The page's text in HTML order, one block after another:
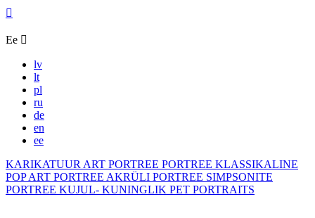
Ee
lv
lt
pl
ru
de
en
ee
KARIKATUUR ART PORTREE PORTREE KLASSIKALINE
POP ART PORTREE AKRÜLI PORTREE SIMPSONITE
PORTREE KUJUL- KUNINGLIK PET PORTRAITS